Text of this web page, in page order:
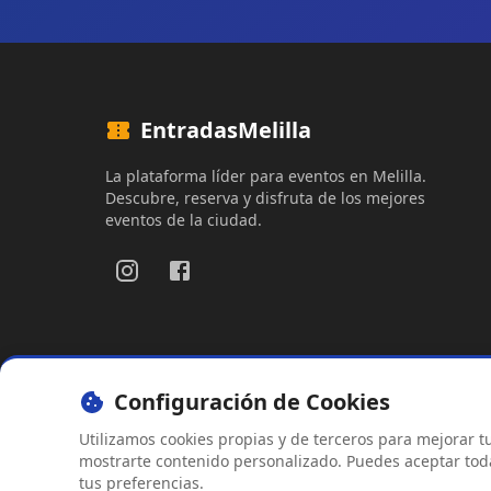
EntradasMelilla
La plataforma líder para eventos en Melilla.
Descubre, reserva y disfruta de los mejores
eventos de la ciudad.
Aviso LegalPolítica de
Configuración de Cookies
Utilizamos cookies propias y de terceros para mejorar
mostrarte contenido personalizado. Puedes aceptar
tus preferencias.